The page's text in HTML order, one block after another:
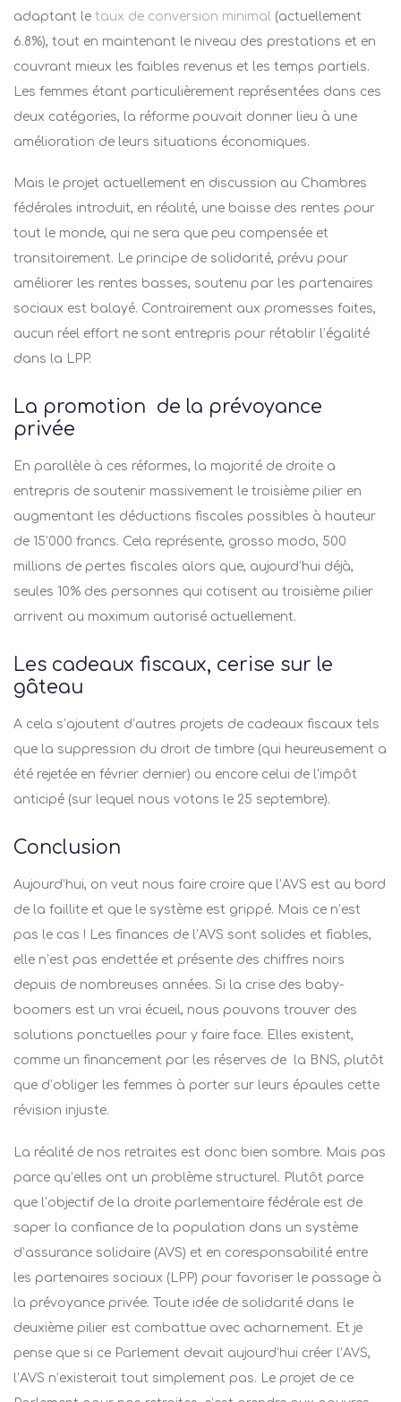
adaptant le taux de conversion minimal (actuellement
6.8%), tout en maintenant le niveau des prestations et en
couvrant mieux les faibles revenus et les temps partiels.
Les femmes étant particulièrement représentées dans ces
deux catégories, la réforme pouvait donner lieu à une
amélioration de leurs situations économiques.
Mais le projet actuellement en discussion au Chambres
fédérales introduit, en réalité, une baisse des rentes pour
tout le monde, qui ne sera que peu compensée et
transitoirement. Le principe de solidarité, prévu pour
améliorer les rentes basses, soutenu par les partenaires
sociaux est balayé. Contrairement aux promesses faites,
aucun réel effort ne sont entrepris pour rétablir l’égalité
dans la LPP.
La promotion de la prévoyance
privée
En parallèle à ces réformes, la majorité de droite a
entrepris de soutenir massivement le troisième pilier en
augmentant les déductions fiscales possibles à hauteur
de 15’000 francs. Cela représente, grosso modo, 500
millions de pertes fiscales alors que, aujourd’hui déjà,
seules 10% des personnes qui cotisent au troisième pilier
arrivent au maximum autorisé actuellement.
Les cadeaux fiscaux, cerise sur le
gâteau
A cela s’ajoutent d’autres projets de cadeaux fiscaux tels
que la suppression du droit de timbre (qui heureusement a
été rejetée en février dernier) ou encore celui de l’impôt
anticipé (sur lequel nous votons le 25 septembre).
Conclusion
Aujourd’hui, on veut nous faire croire que l’AVS est au bord
de la faillite et que le système est grippé. Mais ce n’est
pas le cas ! Les finances de l’AVS sont solides et fiables,
elle n’est pas endettée et présente des chiffres noirs
depuis de nombreuses années. Si la crise des baby-
boomers est un vrai écueil, nous pouvons trouver des
solutions ponctuelles pour y faire face. Elles existent,
comme un financement par les réserves de la BNS, plutôt
que d’obliger les femmes à porter sur leurs épaules cette
révision injuste.
La réalité de nos retraites est donc bien sombre. Mais pas
parce qu’elles ont un problème structurel. Plutôt parce
que l’objectif de la droite parlementaire fédérale est de
saper la confiance de la population dans un système
d’assurance solidaire (AVS) et en coresponsabilité entre
les partenaires sociaux (LPP) pour favoriser le passage à
la prévoyance privée. Toute idée de solidarité dans le
deuxième pilier est combattue avec acharnement. Et je
pense que si ce Parlement devait aujourd’hui créer l’AVS,
l’AVS n’existerait tout simplement pas. Le projet de ce